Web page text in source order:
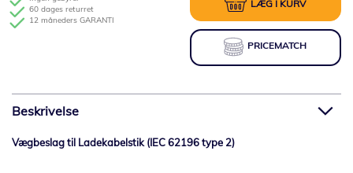
LÆG I KURV
PRICEMATCH
60 dages returret
12 måneders GARANTI
Beskrivelse
Vægbeslag til Ladekabelstik (IEC 62196 type 2)